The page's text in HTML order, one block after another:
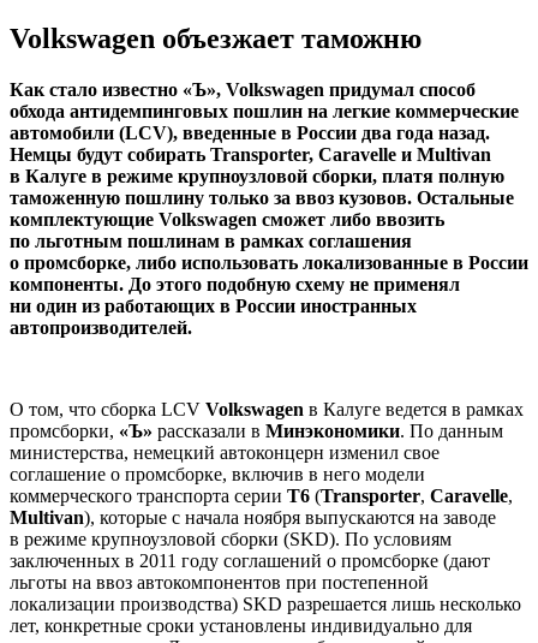
Volkswagen объезжает таможню
Как стало известно «Ъ», Volkswagen придумал способ
обхода антидемпинговых пошлин на легкие коммерческие
автомобили (LCV), введенные в России два года назад.
Немцы будут собирать Transporter, Caravelle и Multivan
в Калуге в режиме крупноузловой сборки, платя полную
таможенную пошлину только за ввоз кузовов. Остальные
комплектующие Volkswagen сможет либо ввозить
по льготным пошлинам в рамках соглашения
о промсборке, либо использовать локализованные в России
компоненты. До этого подобную схему не применял
ни один из работающих в России иностранных
автопроизводителей.
О том, что сборка LCV Volkswagen в Калуге ведется в рамках
промсборки, «Ъ» рассказали в Минэкономики. По данным
министерства, немецкий автоконцерн изменил свое
соглашение о промсборке, включив в него модели
коммерческого транспорта серии Т6 (Transporter, Caravelle,
Multivan), которые с начала ноября выпускаются на заводе
в режиме крупноузловой сборки (SKD). По условиям
заключенных в 2011 году соглашений о промсборке (дают
льготы на ввоз автокомпонентов при постепенной
локализации производства) SKD разрешается лишь несколько
лет, конкретные сроки установлены индивидуально для